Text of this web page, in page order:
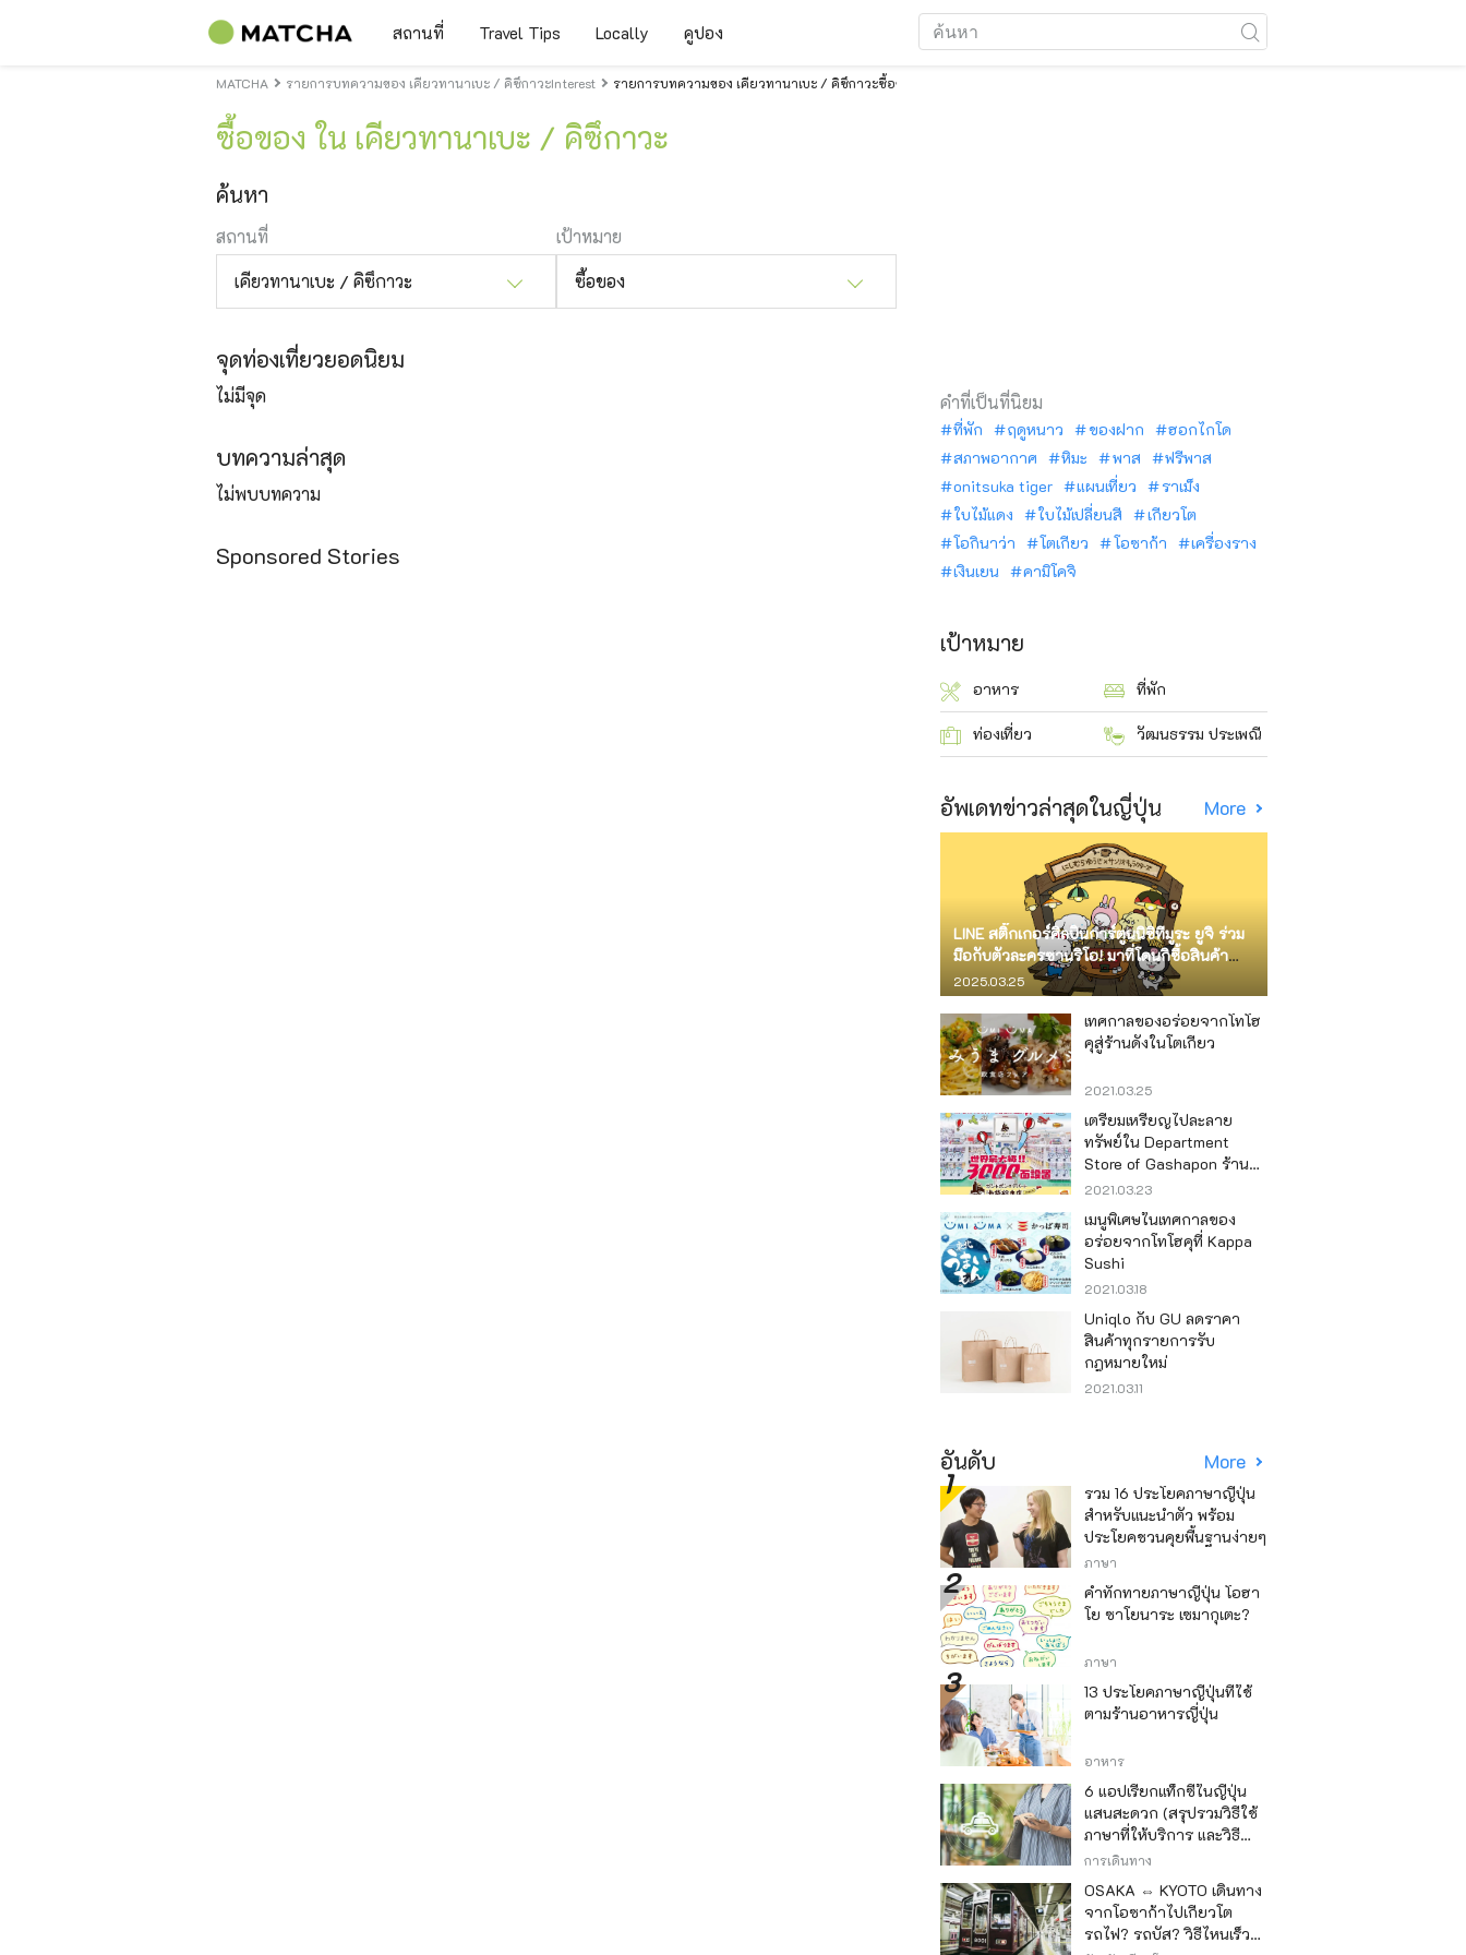
สถานที่ Travel Tips Locally คูปอง
MATCHA รายการบทความของ เคียวทานาเบะ / คิซึกาวะInterest รายการบทความของ เคียวทานาเบะ / คิซึกาวะซื้อของ
ซื้อของ ใน เคียวทานาเบะ / คิซึกาวะ
ค้นหา
สถานที่
เคียวทานาเบะ / คิซึกาวะ
เป้าหมาย
ซื้อของ
จุดท่องเที่ยวยอดนิยม
ไม่มีจุด
บทความล่าสุด
ไม่พบบทความ
Sponsored Stories
คำที่เป็นที่นิยม
ที่พัก ฤดูหนาว ของฝาก
ฮอกไกโด
สภาพอากาศ
หิมะ พาส
ฟรีพาส
onitsuka tiger
แผนเที่ยว
ราเม็ง
ใบไม้แดง
ใบไม้เปลี่ยนสี
เกียวโต
โอกินาว่า
โตเกียว โอซาก้า
เครื่องราง
เงินเยน
คามิโคจิ
เป้าหมาย
อาหาร ที่พัก
ท่องเที่ยว วัฒนธรรม ประเพณี
อัพเดทข่าวล่าสุดในญี่ปุ่น More
LINE สติ๊กเกอร์ศิลปินการ์ตูนนิชิทีมูระ ยูจิ ร่วม
มือกับตัวละครซานริโอ! มาที่โดนกิซื้อสินค้า
จำกัด
2025.03.25
เทศกาลของอร่อยจากโทโฮ
คุสู่ร้านดังในโตเกียว
2021.03.25
เตรียมเหรียญไปละลาย
ทรัพย์ใน Department
Store of Gashapon ร้านที่มี
เครื่องกาชาปองเยอะที่สุดใน
โลก อิเคะบุคุโระ
2021.03.23
เมนูพิเศษในเทศกาลของ
อร่อยจากโทโฮคุที่ Kappa
Sushi
2021.03.18
Uniqlo กับ GU ลดราคา
สินค้าทุกรายการรับ
กฎหมายใหม่
2021.03.11
อันดับ More
รวม 16 ประโยคภาษาญี่ปุ่น
สำหรับแนะนำตัว พร้อม
ประโยคชวนคุยพื้นฐานง่ายๆ
ภาษา
คำทักทายภาษาญี่ปุ่น โอฮา
โย ซาโยนาระ เซมากุเตะ?
ภาษา
13 ประโยคภาษาญี่ปุ่นที่ใช้
ตามร้านอาหารญี่ปุ่น
อาหาร
6 แอปเรียกแท็กซี่ในญี่ปุ่น
แสนสะดวก (สรุปรวมวิธีใช้
ภาษาที่ให้บริการ และวิธี
ชำระเงิน)
การเดินทาง
OSAKA ⇔ KYOTO เดินทาง
จากโอซาก้าไปเกียวโต
รถไฟ? รถบัส? วิธีไหนเร็ว